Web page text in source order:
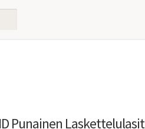
Punainen Laskettelulasit